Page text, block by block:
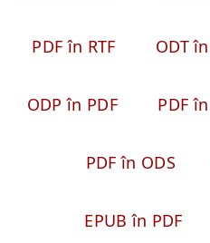
PDF în RTF ODT
ODP în PDF PDF
PDF în ODS
EPUB în PDF